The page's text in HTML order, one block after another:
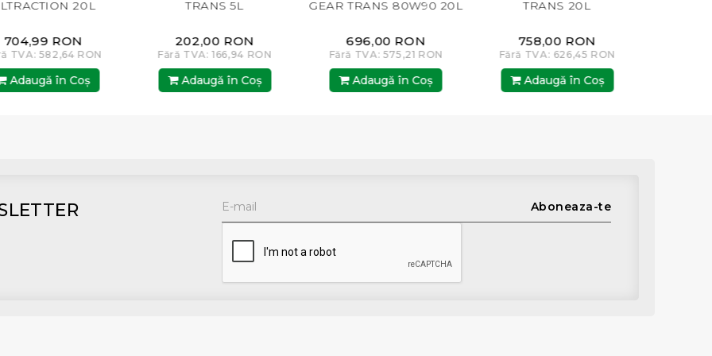
20L
704,99 RON
TVA: 582,64 RON
Adaugă în Coş
TRANS 5L
202,00 RON
Fără TVA: 166,94 RON
Adaugă în Coş
GEAR TRANS 80W90 20L
696,00 RON
Fără TVA: 575,21 RON
Adaugă în Coş
TRANS 20L
758,00 RON
Fără TVA: 626,45 RON
Adaugă în Coş
Aboneaza-te